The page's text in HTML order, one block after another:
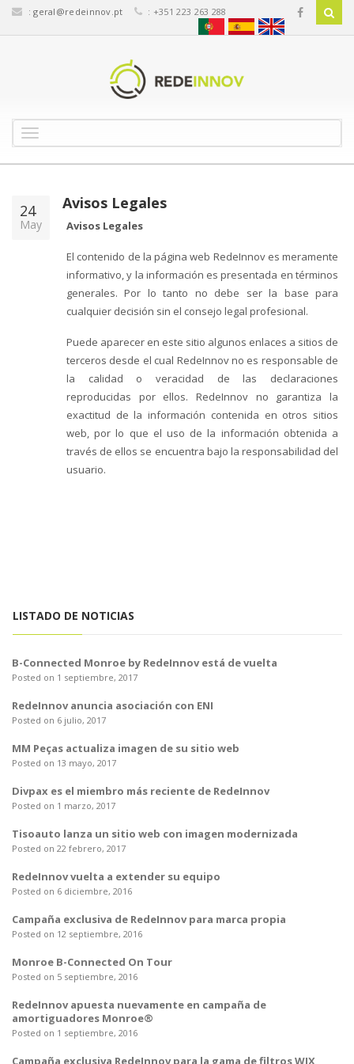
:geral@redeinnov.pt : +351 223 263 288
o
g
v
i
g
a
i
o
24
May
Avisos Legales
Avisos Legales
El contenido de la página web RedeInnov es meramente
informativo, y la información es presentada en términos
generales. Por lo tanto no debe ser la base para
cualquier decisión sin el consejo legal profesional.
Puede aparecer en este sitio algunos enlaces a sitios de
terceros desde el cual RedeInnov no es responsable de
la calidad o veracidad de las declaraciones
reproducidas por ellos. RedeInnov no garantiza la
exactitud de la información contenida en otros sitios
web, por lo que el uso de la información obtenida a
través de ellos se encuentra bajo la responsabilidad del
usuario.
LISTADO DE NOTICIAS
B-Connected Monroe by RedeInnov está de vuelta
Posted on 1 septiembre, 2017
RedeInnov anuncia asociación con ENI
Posted on 6 julio, 2017
MM Peças actualiza imagen de su sitio web
Posted on 13 mayo, 2017
Divpax es el miembro más reciente de RedeInnov
Posted on 1 marzo, 2017
Tisoauto lanza un sitio web con imagen modernizada
Posted on 22 febrero, 2017
RedeInnov vuelta a extender su equipo
Posted on 6 diciembre, 2016
Campaña exclusiva de RedeInnov para marca propia
Posted on 12 septiembre, 2016
Monroe B-Connected On Tour
Posted on 5 septiembre, 2016
RedeInnov apuesta nuevamente en campaña de
amortiguadores Monroe®
Posted on 1 septiembre, 2016